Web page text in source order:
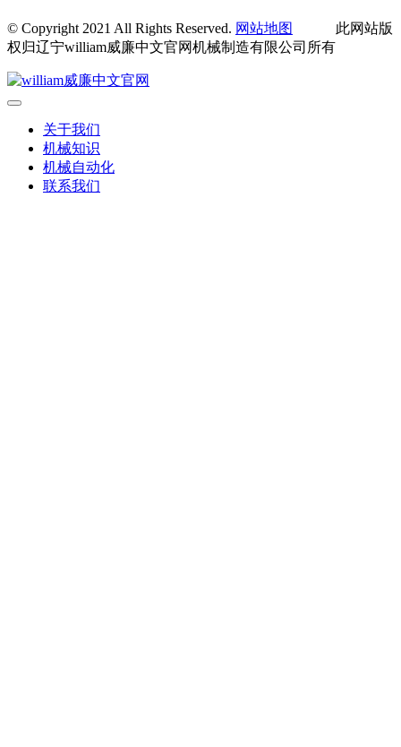
© Copyright 2021 All Rights Reserved. 网站地图
此网站版
权归辽宁william威廉中文官网机械制造有限公司所有
关于我们
机械知识
机械自动化
联系我们